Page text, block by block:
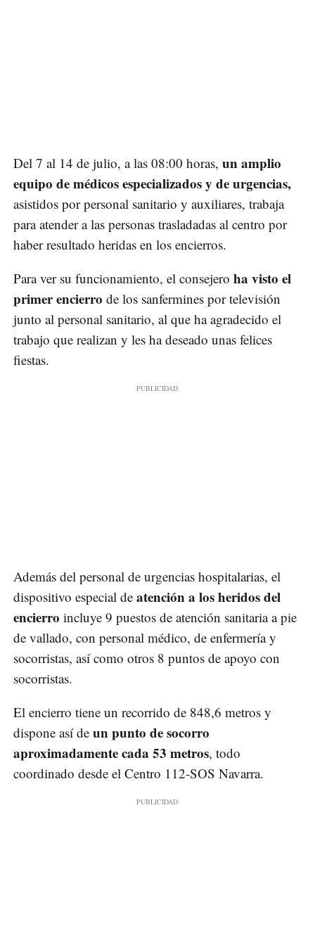
Del 7 al 14 de julio, a las 08:00 horas, un amplio
equipo de médicos especializados y de urgencias,
asistidos por personal sanitario y auxiliares, trabaja
para atender a las personas trasladadas al centro por
haber resultado heridas en los encierros.
Para ver su funcionamiento, el consejero ha visto el
primer encierro de los sanfermines por televisión
junto al personal sanitario, al que ha agradecido el
trabajo que realizan y les ha deseado unas felices
fiestas.
Además del personal de urgencias hospitalarias, el
dispositivo especial de atención a los heridos del
encierro incluye 9 puestos de atención sanitaria a pie
de vallado, con personal médico, de enfermería y
socorristas, así como otros 8 puntos de apoyo con
socorristas.
El encierro tiene un recorrido de 848,6 metros y
dispone así de un punto de socorro
aproximadamente cada 53 metros, todo
coordinado desde el Centro 112-SOS Navarra.